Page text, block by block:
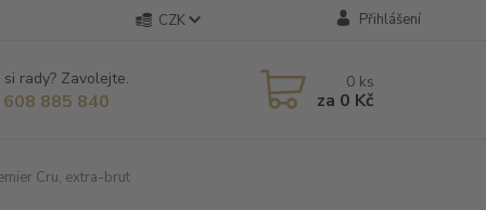
CZK Přihlášení
rady? Zavolejte.
885 840
0 ks
za 0 Kč
Cru, extra-brut